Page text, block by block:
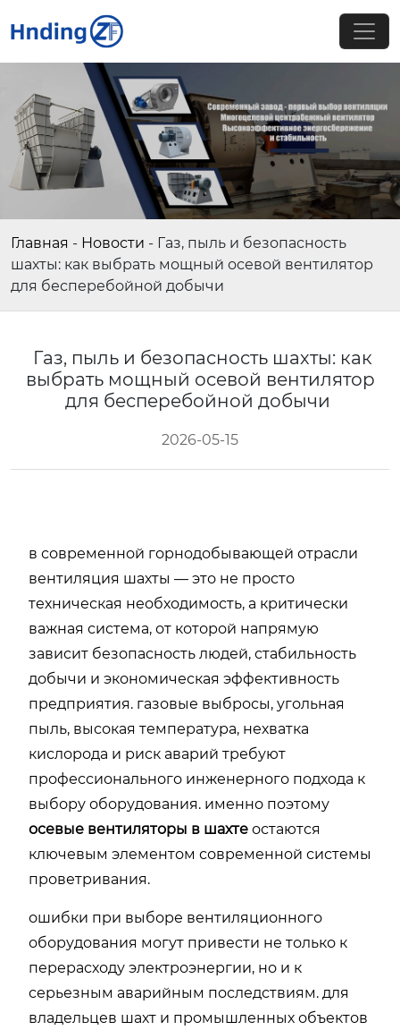
Главная - Новости - Газ, пыль и безопасность
шахты: как выбрать мощный осевой вентилятор
для бесперебойной добычи
Газ, пыль и безопасность шахты: как
выбрать мощный осевой вентилятор
для бесперебойной добычи
2026-05-15
в современной горнодобывающей отрасли
вентиляция шахты — это не просто
техническая необходимость, а критически
важная система, от которой напрямую
зависит безопасность людей, стабильность
добычи и экономическая эффективность
предприятия. газовые выбросы, угольная
пыль, высокая температура, нехватка
кислорода и риск аварий требуют
профессионального инженерного подхода к
выбору оборудования. именно поэтому
осевые вентиляторы в шахте остаются
ключевым элементом современной системы
проветривания.
ошибки при выборе вентиляционного
оборудования могут привести не только к
перерасходу электроэнергии, но и к
серьезным аварийным последствиям. для
владельцев шахт и промышленных объектов